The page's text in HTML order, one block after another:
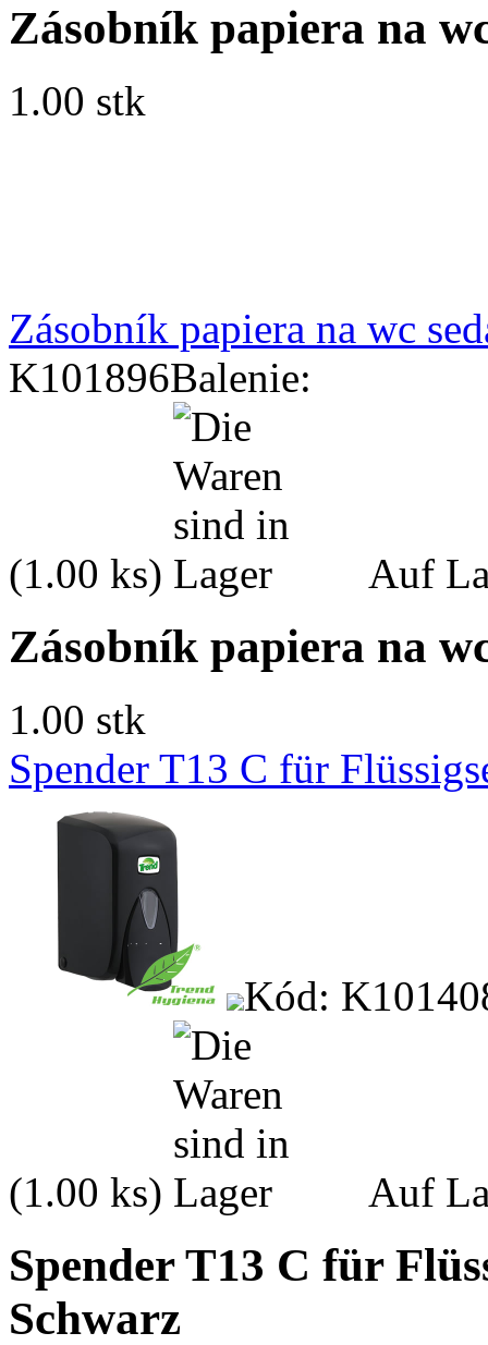
Zásobník papiera na
1.00 stk
Zásobník papiera na wc
K101896Balenie:
(1.00 ks) Auf
Zásobník papiera na
1.00 stk
Spender T13 C für
Kód:
(1.00 ks) Auf
Spender T13 C für
Schwarz